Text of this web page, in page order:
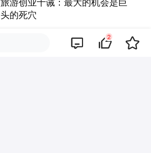
头的死穴
移动音乐2026年6月观察：粘性
2